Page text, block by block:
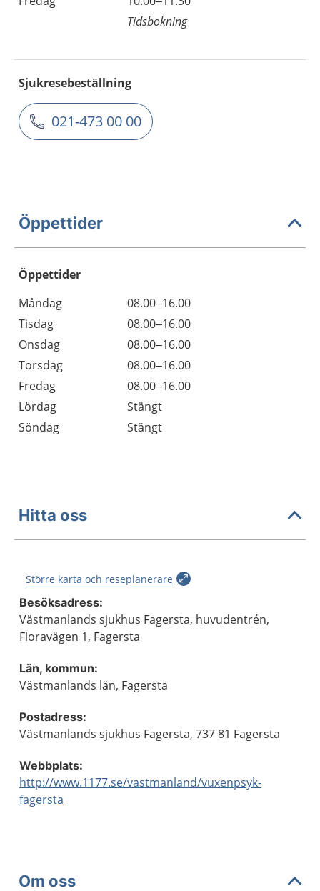
Tidsbokning
Sjukresebeställning
021-473 00 00
Öppettider
Öppettider
Dag
Öppettider
Kommentarer
Måndag
08.00–16.00
Tisdag
08.00–16.00
Onsdag
08.00–16.00
Torsdag
08.00–16.00
Fredag
08.00–16.00
Lördag
Stängt
Söndag
Stängt
Hitta oss
Större karta och reseplanerare
Besöksadress:
Västmanlands sjukhus Fagersta, huvudentrén,
Floravägen 1, Fagersta
Län, kommun:
Västmanlands län, Fagersta
Postadress:
Västmanlands sjukhus Fagersta, 737 81 Fagersta
Webbplats:
http://www.1177.se/vastmanland/vuxenpsyk-
fagersta
Om oss